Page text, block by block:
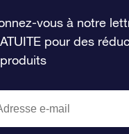
vous à notre
pour des